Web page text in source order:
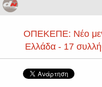
ΟΠΕΚΕΠΕ: Νέο
Ελλάδα - 17